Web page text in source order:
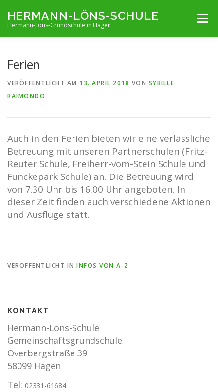
Inhalt
springen
HERMANN-LÖNS-SCHULE
Hermann-Löns-Grundschule in Hagen
Menü
Ferien
VERÖFFENTLICHT AM 13. APRIL 2018 VON SYBILLE
RAIMONDO
Auch in den Ferien bieten wir eine verlässliche
Betreuung mit unseren Partnerschulen (Fritz-
Reuter Schule, Freiherr-vom-Stein Schule und
Funckepark Schule) an. Die Betreuung wird
von 7.30 Uhr bis 16.00 Uhr angeboten. In
dieser Zeit finden auch verschiedene Aktionen
und Ausflüge statt.
VERÖFFENTLICHT IN INFOS VON A-Z
KONTAKT
Hermann-Löns-Schule
Gemeinschaftsgrundschule
Overbergstraße 39
58099 Hagen
Tel: 02331-61684